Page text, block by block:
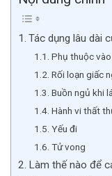
Tác dụng lâu dài
Phụ thuộc
Rối loạn giấc
Buồn ngủ khi
Hành vi thất
Yếu đi
Tử vong
Làm thế nào để